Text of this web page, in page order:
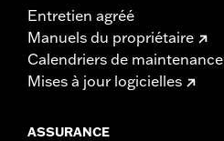
Entretien agréé
Manuels du propriétaire
Calendriers de maintenance
Mises à jour logicielles
ASSURANCE